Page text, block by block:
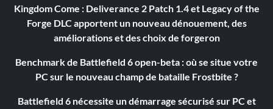
Kingdom Come : Deliverance 2 Patch 1.4 et Legacy of the
Forge DLC apportent un nouveau dénouement, des
améliorations et des choix de forgeron
Benchmark de Battlefield 6 open-beta : où se situe votre
PC sur le nouveau champ de bataille Frostbite ?
Battlefield 6 nécessite un démarrage sécurisé sur PC et